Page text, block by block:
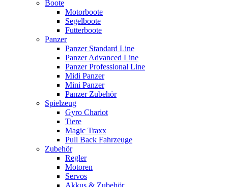
Boote
Motorboote
Segelboote
Futterboote
Panzer
Panzer Standard Line
Panzer Advanced Line
Panzer Professional Line
Midi Panzer
Mini Panzer
Panzer Zubehör
Spielzeug
Gyro Chariot
Tiere
Magic Traxx
Pull Back Fahrzeuge
Zubehör
Regler
Motoren
Servos
Akkus & Zubehör